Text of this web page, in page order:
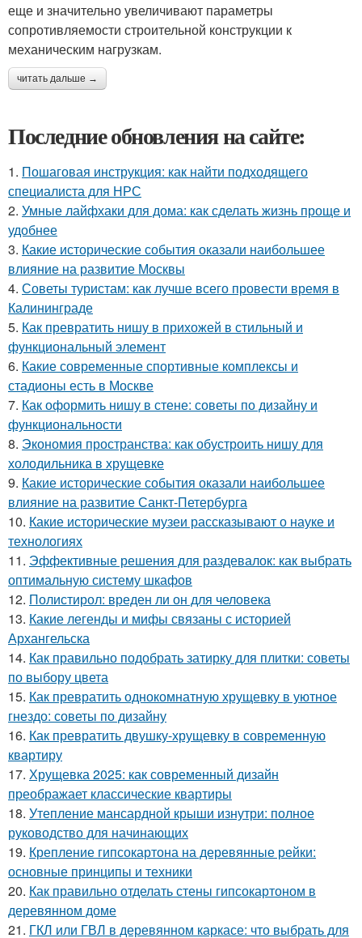
еще и значительно увеличивают параметры
сопротивляемости строительной конструкции к
механическим нагрузкам.
читать дальше →
Последние обновления на сайте:
1. Пошаговая инструкция: как найти подходящего
специалиста для НРС
2. Умные лайфхаки для дома: как сделать жизнь проще и
удобнее
3. Какие исторические события оказали наибольшее
влияние на развитие Москвы
4. Советы туристам: как лучше всего провести время в
Калининграде
5. Как превратить нишу в прихожей в стильный и
функциональный элемент
6. Какие современные спортивные комплексы и
стадионы есть в Москве
7. Как оформить нишу в стене: советы по дизайну и
функциональности
8. Экономия пространства: как обустроить нишу для
холодильника в хрущевке
9. Какие исторические события оказали наибольшее
влияние на развитие Санкт-Петербурга
10. Какие исторические музеи рассказывают о науке и
технологиях
11. Эффективные решения для раздевалок: как выбрать
оптимальную систему шкафов
12. Полистирол: вреден ли он для человека
13. Какие легенды и мифы связаны с историей
Архангельска
14. Как правильно подобрать затирку для плитки: советы
по выбору цвета
15. Как превратить однокомнатную хрущевку в уютное
гнездо: советы по дизайну
16. Как превратить двушку-хрущевку в современную
квартиру
17. Хрущевка 2025: как современный дизайн
преображает классические квартиры
18. Утепление мансардной крыши изнутри: полное
руководство для начинающих
19. Крепление гипсокартона на деревянные рейки:
основные принципы и техники
20. Как правильно отделать стены гипсокартоном в
деревянном доме
21. ГКЛ или ГВЛ в деревянном каркасе: что выбрать для